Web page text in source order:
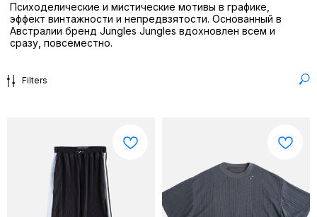
Психоделические и мистические мотивы в графике,
эффект винтажности и непредвзятости. Основанный в
Австралии бренд Jungles Jungles вдохновлен всем и
сразу, повсеместно.
Filters